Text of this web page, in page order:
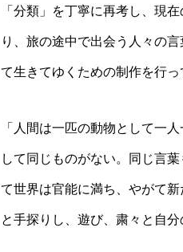
「分類」を丁寧に再考し、現
り、旅の途中で出会う人々の
て生きてゆくための制作を行っ
「人間は一匹の動物として一
して同じものがない。同じ言
て世界は官能に満ち、やがて
と手探りし、遊び、粛々と自